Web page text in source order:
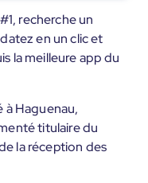
recherche un
en un clic et
la meilleure app du
à Haguenau,
titulaire du
la réception des